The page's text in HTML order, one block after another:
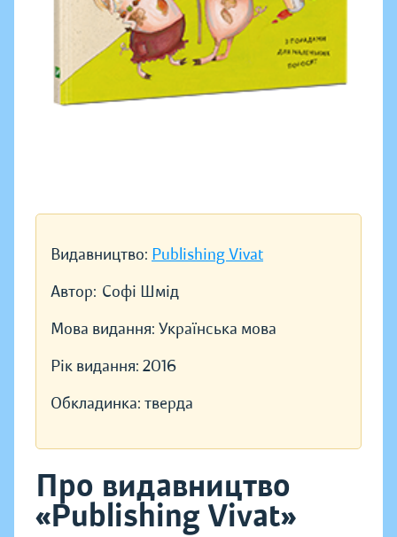
Видавництво: Publishing Vivat
Автор: Софі Шмід
Мова видання: Українська мова
Рік видання: 2016
Обкладинка: тверда
Про видавництво
«Publishing Vivat»